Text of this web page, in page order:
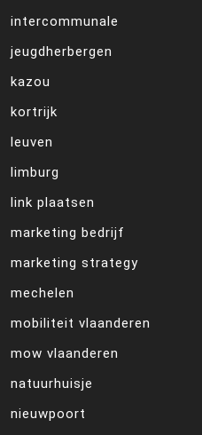
intercommunale
jeugdherbergen
kazou
kortrijk
leuven
limburg
link plaatsen
marketing bedrijf
marketing strategy
mechelen
mobiliteit vlaanderen
mow vlaanderen
natuurhuisje
nieuwpoort